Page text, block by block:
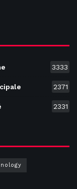
3333
2371
2331